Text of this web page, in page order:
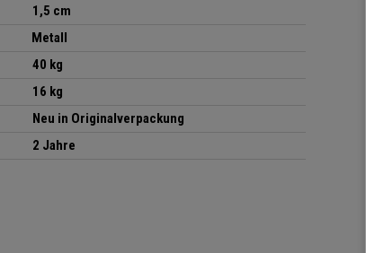
1,5 cm
Metall
40 kg
16 kg
Neu in Originalverpackung
2 Jahre